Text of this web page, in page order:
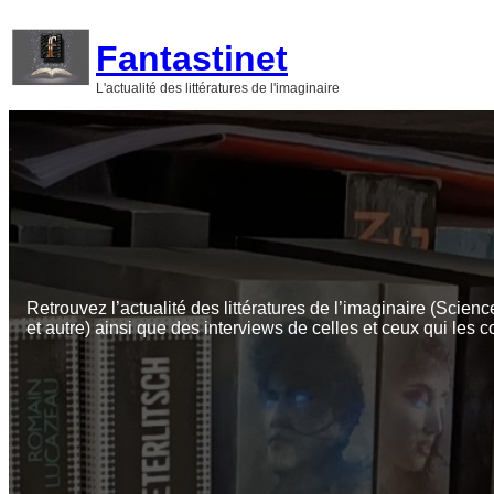
contenu
Fantastinet
L'actualité des littératures de l'imaginaire
Retrouvez l’actualité des littératures de l’imaginaire
et autre) ainsi que des interviews de celles et ceux qui les